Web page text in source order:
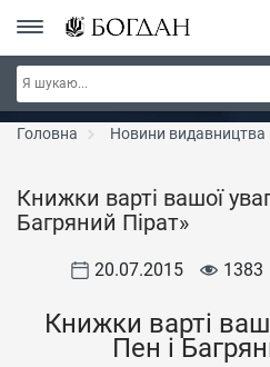
РОЗПРОДАЖ ~ 150 грн ~ 200 грн ~ 250
300 грн ~ РОЗПРОДАЖ
Головна Новини видавництва
Книжки варті вашої
Багряний Пірат»
20.07.2015 1383
Книжки варті
Пен і